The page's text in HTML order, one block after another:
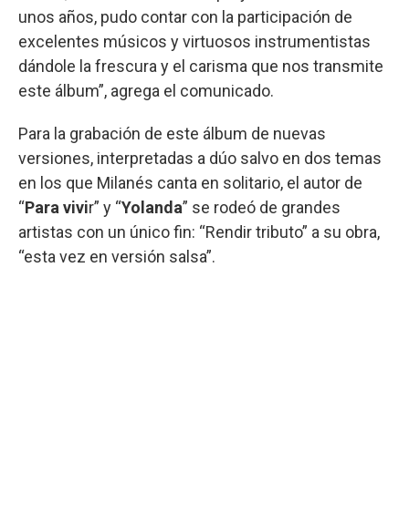
unos años, pudo contar con la participación de
excelentes músicos y virtuosos instrumentistas
dándole la frescura y el carisma que nos transmite
este álbum”, agrega el comunicado.
Para la grabación de este álbum de nuevas
versiones, interpretadas a dúo salvo en dos temas
en los que Milanés canta en solitario, el autor de
“Para vivir” y “Yolanda” se rodeó de grandes
artistas con un único fin: “Rendir tributo” a su obra,
“esta vez en versión salsa”.